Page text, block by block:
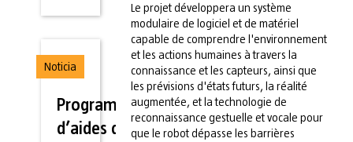
Noticia
Programmes
d’aides de
Le projet développera un système
modulaire de logiciel et de matériel
capable de comprendre l'environnement
et les actions humaines à travers la
connaissance et les capteurs, ainsi que
les prévisions d'états futurs, la réalité
augmentée, et la technologie de
reconnaissance gestuelle et vocale pour
que le robot dépasse les barrières